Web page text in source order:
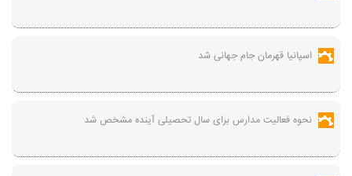
اسپانیا قهرمان جام جهانی شد
نحوه فعالیت مدارس برای سال تحصیلی آینده مشخص شد